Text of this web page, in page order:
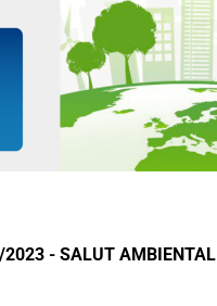
- SALUT AMBIENTAL